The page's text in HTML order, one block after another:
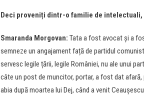
Deci proveniți dintr-o familie de intelectuali,
Smaranda Morgovan: Tata a fost avocat și a
semneze un angajament față de partidul
servesc legile țării, legile României, nu ale unui
câte un post de muncitor, portar, a fost dat
abia după moartea lui Dej, când a venit